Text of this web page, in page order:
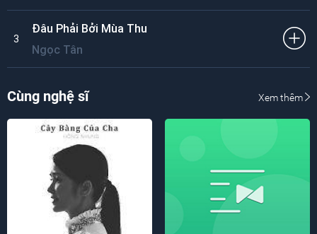
3
Đâu Phải Bởi Mùa Thu
Ngọc Tân
Cùng nghệ sĩ Xem thêm